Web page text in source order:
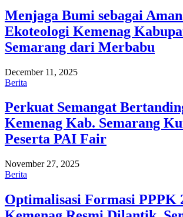
Menjaga Bumi sebagai
Ekoteologi Kemenag
Semarang dari Merbabu
December 11, 2025
Berita
Perkuat Semangat
Kemenag Kab. Semarang
Peserta PAI Fair
November 27, 2025
Berita
Optimalisasi Formasi PPPK